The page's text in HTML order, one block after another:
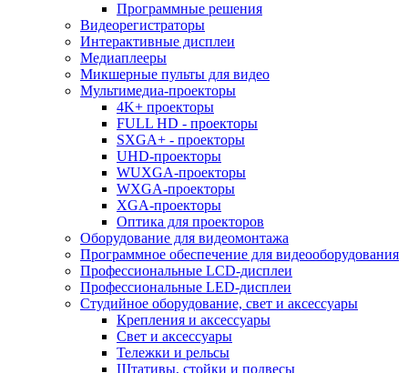
Программные решения
Видеорегистраторы
Интерактивные дисплеи
Медиаплееры
Микшерные пульты для видео
Мультимедиа-проекторы
4K+ проекторы
FULL HD - проекторы
SXGA+ - проекторы
UHD-проекторы
WUXGA-проекторы
WXGA-проекторы
XGA-проекторы
Оптика для проекторов
Оборудование для видеомонтажа
Программное обеспечение для видеооборудования
Профессиональные LCD-дисплеи
Профессиональные LED-дисплеи
Студийное оборудование, свет и аксессуары
Крепления и аксессуары
Свет и аксессуары
Тележки и рельсы
Штативы, стойки и подвесы